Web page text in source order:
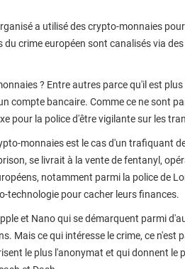
a utilisé des crypto-monnaies
du crime européen sont canalisés via
? Entre autres parce qu'il est
compte bancaire. Comme ce ne sont
pour la police d'être vigilante sur les
monnaies est le cas d'un trafiquant
se livrait à la vente de fentanyl,
notamment parmi la police de
technologie pour cacher leurs finances.
et Nano qui se démarquent parmi
Mais ce qui intéresse le crime, ce n'est
le plus l'anonymat et qui donnent le